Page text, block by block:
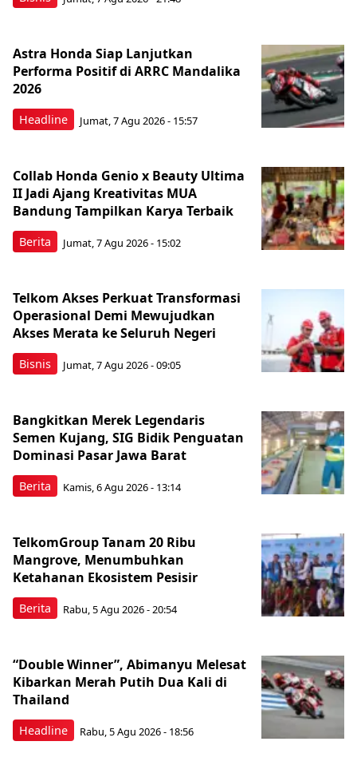
Headline
Astra Honda Siap Lanjutkan
Performa Positif di ARRC Mandalika
2026
Jumat, 7 Agu 2026 - 15:57
Berita
Collab Honda Genio x Beauty Ultima
II Jadi Ajang Kreativitas MUA
Bandung Tampilkan Karya Terbaik
Jumat, 7 Agu 2026 - 15:02
Bisnis
Telkom Akses Perkuat Transformasi
Operasional Demi Mewujudkan
Akses Merata ke Seluruh Negeri
Jumat, 7 Agu 2026 - 09:05
Berita
Bangkitkan Merek Legendaris
Semen Kujang, SIG Bidik Penguatan
Dominasi Pasar Jawa Barat
Kamis, 6 Agu 2026 - 13:14
Berita
TelkomGroup Tanam 20 Ribu
Mangrove, Menumbuhkan
Ketahanan Ekosistem Pesisir
Rabu, 5 Agu 2026 - 20:54
Headline
“Double Winner”, Abimanyu Melesat
Kibarkan Merah Putih Dua Kali di
Thailand
Rabu, 5 Agu 2026 - 18:56